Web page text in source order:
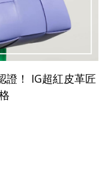
證！ IG超紅皮革匠